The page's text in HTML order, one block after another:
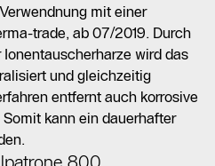
mit einer
trade, ab 07/2019. Durch
wird das
und gleichzeitig
entfernt auch korrosive
kann ein dauerhafter